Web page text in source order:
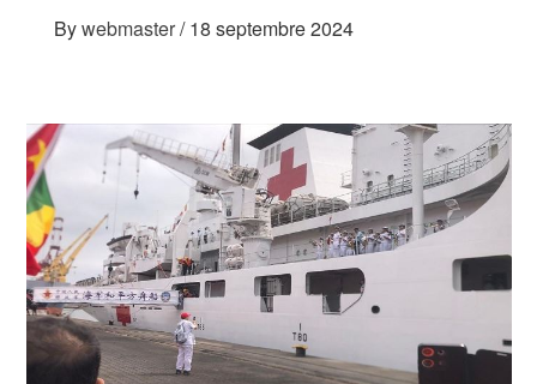
Bywebmaster/ 18 septembre 2024